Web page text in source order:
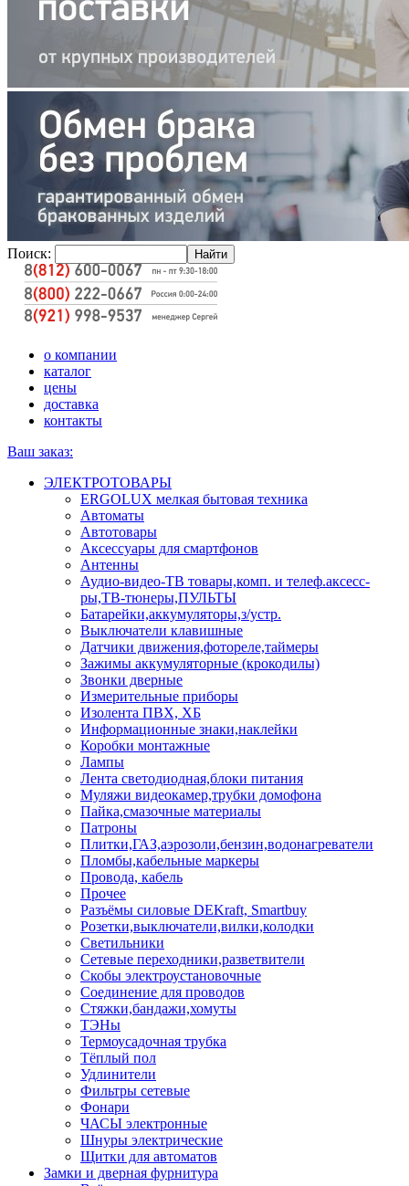
Поиск:
о компании
каталог
цены
доставка
контакты
Ваш заказ:
ЭЛЕКТРОТОВАРЫ
ERGOLUX мелкая бытовая техника
Автоматы
Автотовары
Аксессуары для смартфонов
Антенны
Аудио-видео-ТВ товары,комп. и телеф.аксесс-
ры,ТВ-тюнеры,ПУЛЬТЫ
Батарейки,аккумуляторы,з/устр.
Выключатели клавишные
Датчики движения,фотореле,таймеры
Зажимы аккумуляторные (крокодилы)
Звонки дверные
Измерительные приборы
Изолента ПВХ, ХБ
Информационные знаки,наклейки
Коробки монтажные
Лампы
Лента светодиодная,блоки питания
Муляжи видеокамер,трубки домофона
Пайка,смазочные материалы
Патроны
Плитки,ГАЗ,аэрозоли,бензин,водонагреватели
Пломбы,кабельные маркеры
Провода, кабель
Прочее
Разъёмы силовые DEKraft, Smartbuy
Розетки,выключатели,вилки,колодки
Светильники
Сетевые переходники,разветвители
Скобы электроустановочные
Соединение для проводов
Стяжки,бандажи,хомуты
ТЭНы
Термоусадочная трубка
Тёплый пол
Удлинители
Фильтры сетевые
Фонари
ЧАСЫ электронные
Шнуры электрические
Щитки для автоматов
Замки и дверная фурнитура